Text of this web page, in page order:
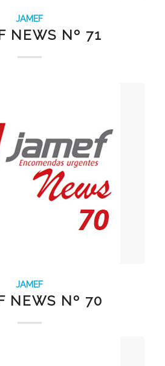
JAMEF
NEWS Nº 71
JAMEF
NEWS Nº 70